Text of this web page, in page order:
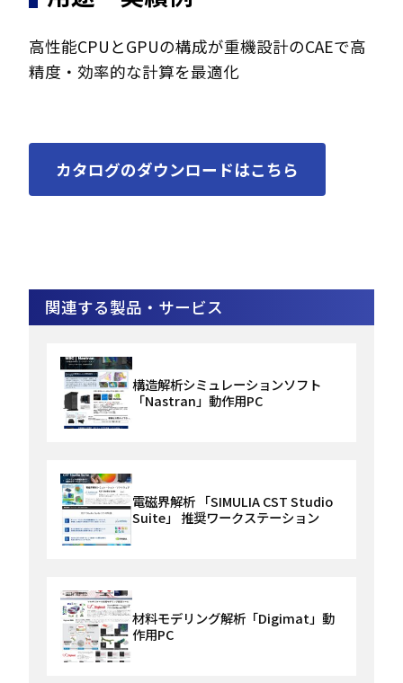
高性能CPUとGPUの構成が重機設計のCAEで高
精度・効率的な計算を最適化
カタログのダウンロードはこちら
関連する製品・サービス
構造解析シミュレーションソフト
「Nastran」動作用PC
電磁界解析 「SIMULIA CST Studio
Suite」 推奨ワークステーション
材料モデリング解析「Digimat」動
作用PC